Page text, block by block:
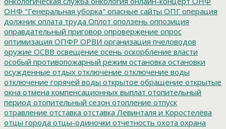
ОНФ "Генеральная уборка" опасные сайты ОПГ операция
должник оплата труда Оплот оползень оппозиция
оправдательный приговор опровержение опрос
оптимизация ОПФР ОРВИ организация пчеловодов
оружие ОСВВ освещение осень оскорбление власти
особый противопожарный режим остановка остановки
осужденные отдых отключение отключение воды
отключение горячей воды открытое обращение открытые
окна отмена компенсационных выплат отопительный
период отопительный сезон отопление отпуск
отравление отставка отставка Левинталя и Коростелёва
отцы города отцы-одиночки отчетность охота охрана